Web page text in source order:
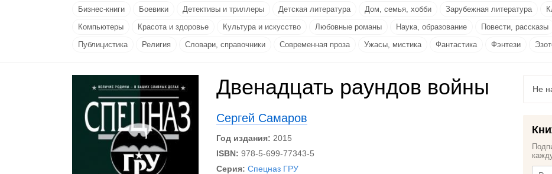
Бизнес-книги Боевики Детективы и триллеры Детская литература Дом, семья, хобби Зарубежная литература
Компьютеры
Красота и здоровье Культура и искусство Любовные романы Наука, образование Повести, рассказы
Публицистика
Религия Словари, справочники Современная проза Ужасы, мистика Фантастика Фэнтези
Двенадцать раундов войны
Сергей Самаров
Год издания: 2015
ISBN: 978-5-699-77343-5
Серия: Спецназ ГРУ
Не